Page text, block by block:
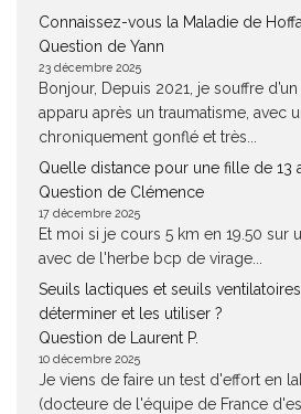
Connaissez-vous la Maladie de
Question de Yann
23 décembre 2025
Bonjour, Depuis 2021, je souffre
apparu après un traumatisme, avec
chroniquement gonflé et très...
Quelle distance pour une fille de 13
Question de Clémence
17 décembre 2025
Et moi si je cours 5 km en 19.50 sur
avec de l'herbe bcp de virage...
Seuils lactiques et seuils
déterminer et les utiliser ?
Question de Laurent P.
10 décembre 2025
Je viens de faire un test d'effort en
(docteure de l'équipe de France